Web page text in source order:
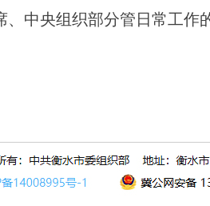
中央组织部分管日常工作